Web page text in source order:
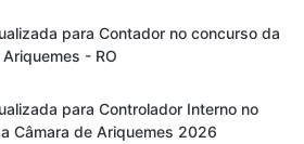
para Contador no concurso da
- RO
para Controlador Interno no
Câmara de Ariquemes 2026